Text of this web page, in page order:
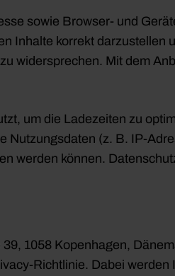
sowie Browser- und
Inhalte korrekt darzustellen
widersprechen. Mit dem
um die Ladezeiten zu
Nutzungsdaten (z. B. IP-
werden können.
1058 Kopenhagen,
Richtlinie. Dabei werden